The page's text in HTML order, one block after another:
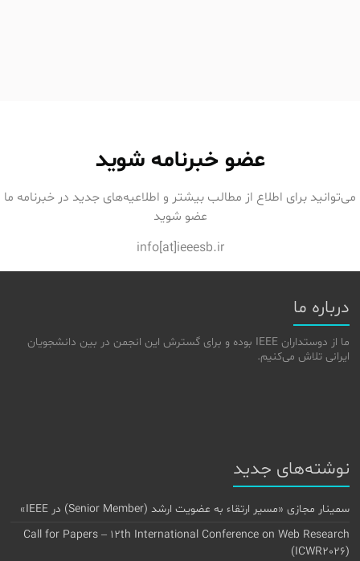
عضو خبرنامه شوید
می‌توانید برای اطلاع از مطالب بیشتر و اطلاعیه‌های جدید در خبرنامه ما
عضو شوید
info[at]ieeesb.ir
درباره ما
ما از دوستداران IEEE بوده و برای گسترش این انجمن در بین دانشجویان
ایرانی تلاش می‌کنیم.
نوشته‌های جدید
سمینار مجازی «مسیر ارتقاء به عضویت ارشد (Senior Member) در IEEE»
Call for Papers – 12th International Conference on Web Research
(ICWR2026)